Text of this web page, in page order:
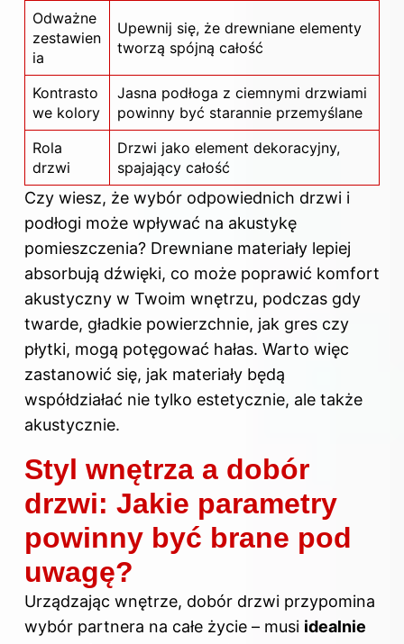
Odważne
zestawien
ia
Upewnij się, że drewniane elementy
tworzą spójną całość
Kontrasto
we kolory
Jasna podłoga z ciemnymi drzwiami
powinny być starannie przemyślane
Rola
drzwi
Drzwi jako element dekoracyjny,
spajający całość
Czy wiesz, że wybór odpowiednich drzwi i
podłogi może wpływać na akustykę
pomieszczenia? Drewniane materiały lepiej
absorbują dźwięki, co może poprawić komfort
akustyczny w Twoim wnętrzu, podczas gdy
twarde, gładkie powierzchnie, jak gres czy
płytki, mogą potęgować hałas. Warto więc
zastanowić się, jak materiały będą
współdziałać nie tylko estetycznie, ale także
akustycznie.
Styl wnętrza a dobór
drzwi: Jakie parametry
powinny być brane pod
uwagę?
Urządzając wnętrze, dobór drzwi przypomina
wybór partnera na całe życie – musi idealnie